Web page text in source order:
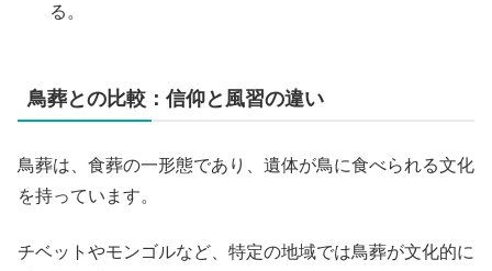
る。
鳥葬との比較：信仰と風習の違い
鳥葬は、食葬の一形態であり、遺体が鳥に食べられる文化
を持っています。
チベットやモンゴルなど、特定の地域では鳥葬が文化的に